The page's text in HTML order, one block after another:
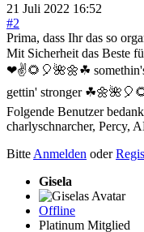
21 Juli 2022 16:52
#2
Prima, dass Ihr das so
Mit Sicherheit das Beste
❤✌🌻🎈🌺🌼☘
gettin' stronger
Folgende Benutzer
charlyschnarcher, Percy,
Bitte Anmelden oder
Gisela
Offline
Platinum Mitglied